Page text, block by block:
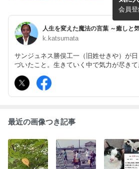
ピ」
k.katsumata
サンジュネス勝俣工一（旧姓せきや）が
づいたこと。生きていく中で気力が尽き
とき、方向を失い迷っていたとき、さま
れた言葉、感動させられた言葉を送り続け
会員
最近の画像つき記事